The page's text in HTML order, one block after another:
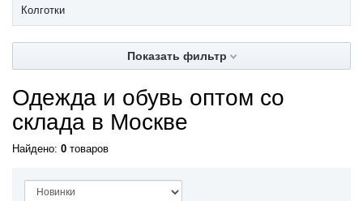
Колготки
Показать фильтр
Одежда и обувь оптом со
склада в Москве
Найдено: 0 товаров